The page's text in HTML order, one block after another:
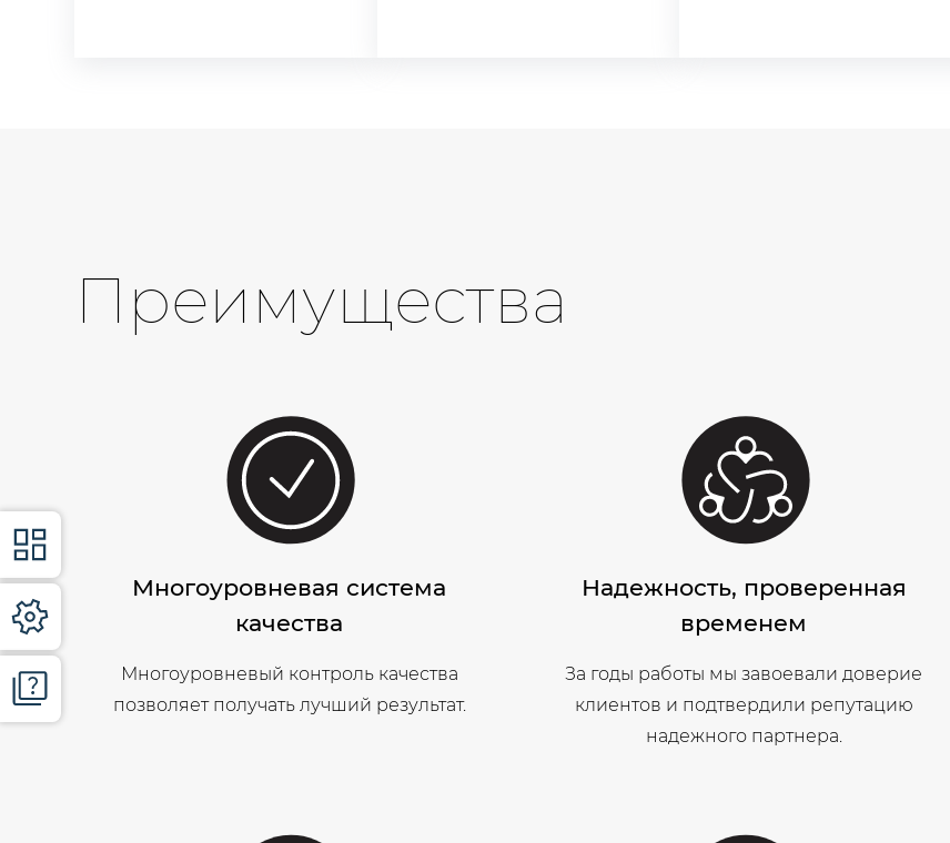
Преимущества
Многоуровневая система
качества
Многоуровневый контроль качества
позволяет получать лучший результат.
Надежность, проверенная
временем
За годы работы мы завоевали доверие
клиентов и подтвердили репутацию
надежного партнера.